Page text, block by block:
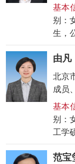
基本
别：
生，
由凡
北京
成员
基本
别：
工学
范宝